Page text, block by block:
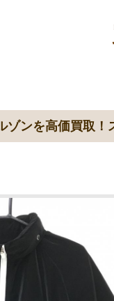
ゾンを高価買取